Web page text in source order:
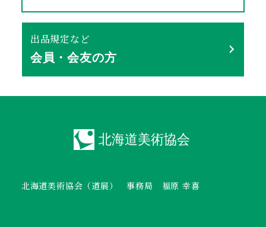
出品規定など
会員・会友の方
北海道美術協会（道展） 事務局 福原 幸喜